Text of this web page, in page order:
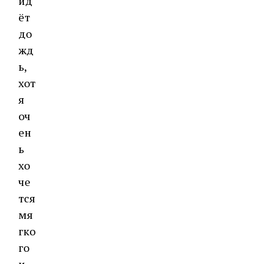
ёт
до
жд
ь,
хот
я
оч
ен
ь
хо
че
тся
мя
гко
го